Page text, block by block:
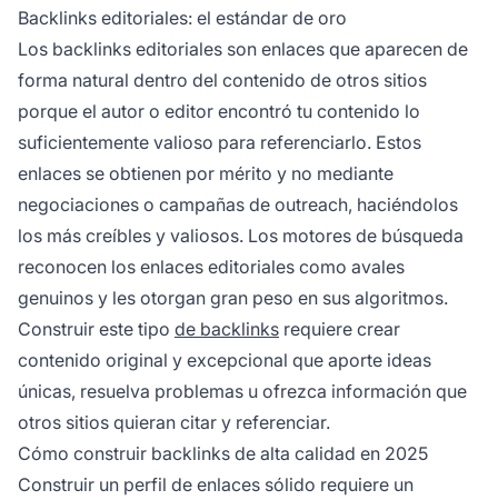
Backlinks editoriales: el estándar de oro
Los backlinks editoriales son enlaces que aparecen de
forma natural dentro del contenido de otros sitios
porque el autor o editor encontró tu contenido lo
suficientemente valioso para referenciarlo. Estos
enlaces se obtienen por mérito y no mediante
negociaciones o campañas de outreach, haciéndolos
los más creíbles y valiosos. Los motores de búsqueda
reconocen los enlaces editoriales como avales
genuinos y les otorgan gran peso en sus algoritmos.
Construir este tipo de backlinks requiere crear
contenido original y excepcional que aporte ideas
únicas, resuelva problemas u ofrezca información que
otros sitios quieran citar y referenciar.
Cómo construir backlinks de alta calidad en 2025
Construir un perfil de enlaces sólido requiere un